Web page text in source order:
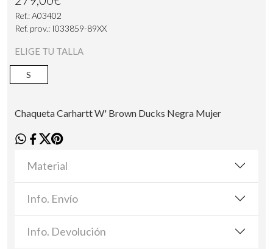
Ref.: A03402
Ref. prov.: I033859-89XX
ELIGE TU TALLA
S
Chaqueta Carhartt W' Brown Ducks Negra Mujer
Material
Info. Envío
Info. Devolución